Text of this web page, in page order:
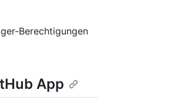
Berechtigungen
App